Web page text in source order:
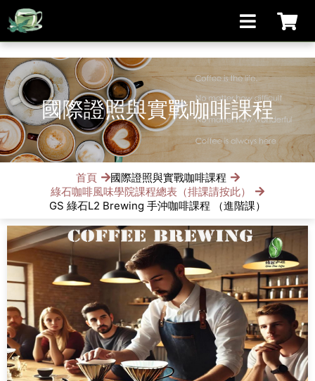
[手機/平板選擇頁面, 請點選螢幕左上方橫線條小圖]
國際證照與實戰咖啡課程
首頁
國際證照與實戰咖啡課程
綠石咖啡風味學院課程總表（排課請按此）
GS 綠石L2 Brewing 手沖咖啡課程 （進階課）